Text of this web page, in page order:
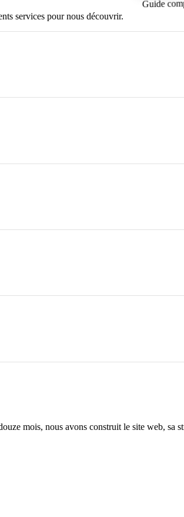
Guide
services pour nous découvrir.
cabinet.
mois, nous avons construit le site web, sa